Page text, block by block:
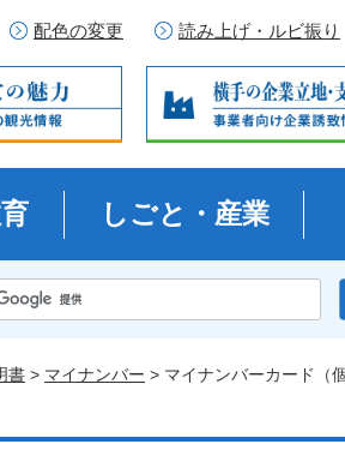
配色の変更 読み上げ・ルビ振り
しごと・産業
書 > マイナンバー > マイナンバーカード（